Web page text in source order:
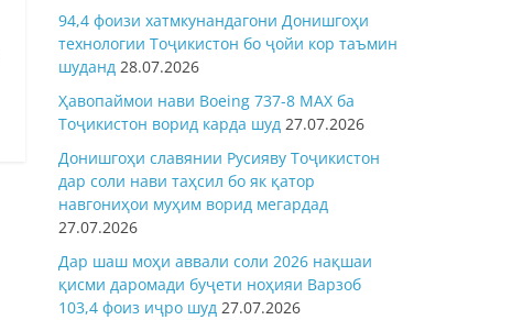
94,4 фоизи хатмкунандагони Донишгоҳи
технологии Тоҷикистон бо ҷойи кор таъмин
шуданд 28.07.2026
Ҳавопаймои нави Boeing 737-8 MAX ба
Тоҷикистон ворид карда шуд 27.07.2026
Донишгоҳи славянии Русияву Тоҷикистон
дар соли нави таҳсил бо як қатор
навгониҳои муҳим ворид мегардад
27.07.2026
Дар шаш моҳи аввали соли 2026 нақшаи
қисми даромади буҷети ноҳияи Варзоб
103,4 фоиз иҷро шуд 27.07.2026